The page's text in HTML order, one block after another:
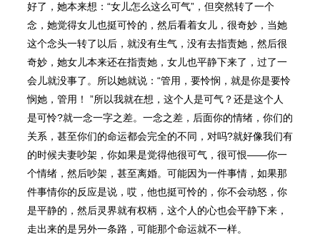
好了，她本来想：“女儿怎么这么可气”，但突然转了一个
念，她觉得女儿也挺可怜的，然后看着女儿，很奇妙，当她
这个念头一转了以后，就没有生气，没有去指责她，然后很
奇妙，她女儿本来还在指责她，女儿也平静下来了，过了一
会儿就没事了。所以她就说：“管用，要怜悯，就是你是要怜
悯她，管用！ ”所以我就在想，这个人是可气？还是这个人
是可怜?就一念一字之差。一念之差，后面你的情绪，你们的
关系，甚至你们的命运都会完全的不同，对吗?就好像我们有
的时候夫妻吵架，你如果是觉得他很可气，很可恨——你一
个情绪，然后吵架，甚至离婚。可能因为一件事情，如果那
件事情你的反应是说，哎，他也挺可怜的，你不会动怒，你
是平静的，然后灵界就有权柄，这个人的心也会平静下来，
走出来的是另外一条路，可能那个命运就不一样。